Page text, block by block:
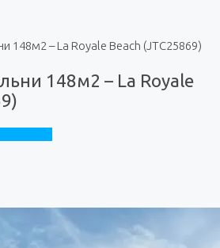
148м2 – La Royale Beach (JTC25869)
148м2 – La Royale